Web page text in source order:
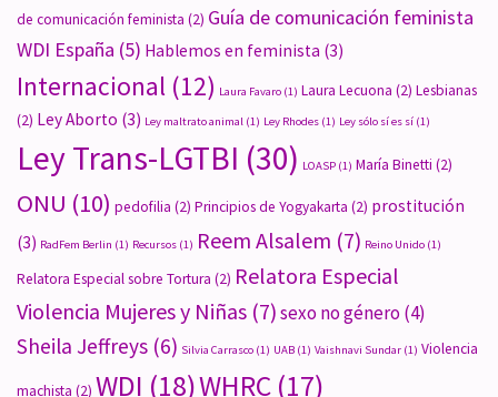
de comunicación feminista (2) Guía de comunicación feminista
WDI España (5) Hablemos en feminista (3)
Internacional (12) Laura Favaro (1) Laura Lecuona (2) Lesbianas
(2) Ley Aborto (3) Ley maltrato animal (1) Ley Rhodes (1) Ley sólo sí es sí (1)
Ley Trans-LGTBI (30) LOASP (1) María Binetti (2)
ONU (10) pedofilia (2) Principios de Yogyakarta (2) prostitución
(3) RadFem Berlin (1) Recursos (1) Reem Alsalem (7) Reino Unido (1)
Relatora Especial sobre Tortura (2) Relatora Especial
Violencia Mujeres y Niñas (7)sexo no género(4)
Sheila Jeffreys (6) Silvia Carrasco (1) UAB (1) Vaishnavi Sundar (1) Violencia
machista (2) WDI (18)WHRC (17)